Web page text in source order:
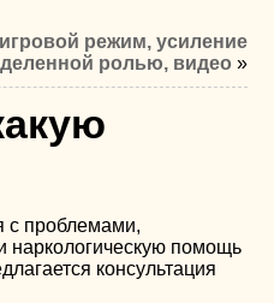
режим, усиление
ролью, видео »
с проблемами,
наркологическую помощь
консультация